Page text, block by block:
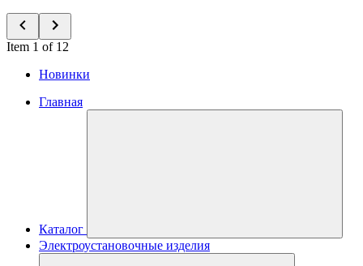
Item 1 of 12
Новинки
Главная
Каталог
Электроустановочные изделия